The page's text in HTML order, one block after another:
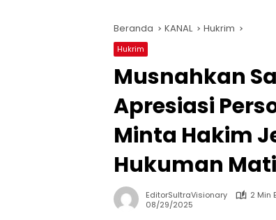
Beranda KANAL Hukrim
Hukrim
Musnahkan
Apresiasi
Minta Hakim
Hukuman Mati
EditorSultraVisionary
2 Min
08/29/2025